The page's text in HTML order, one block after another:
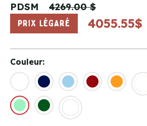
PDSM
4269.00 $
PRIX LÉGARÉ
4055.55$
Couleur: